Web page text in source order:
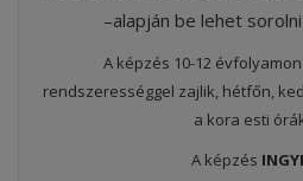
–alapján be lehet
A képzés 10-12
rendszerességgel zajlik, hétfőn,
a kora esti
A képzés